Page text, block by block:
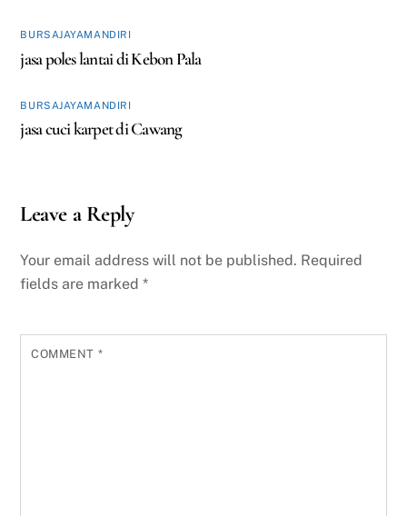
BURSAJAYAMANDIRI
jasa poles lantai di Kebon Pala
BURSAJAYAMANDIRI
jasa cuci karpet di Cawang
Leave a Reply
Your email address will not be published. Required
fields are marked*
COMMENT *